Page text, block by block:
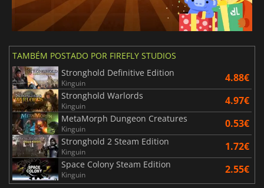
TAMBÉM POSTADO POR FIREFLY STUDIOS
Stronghold Definitive Edition
Kinguin 4.88€
Stronghold Warlords
Kinguin 4.97€
MetaMorph Dungeon Creatures
Kinguin 0.53€
Stronghold 2 Steam Edition
Kinguin 1.72€
Space Colony Steam Edition
Kinguin 2.55€